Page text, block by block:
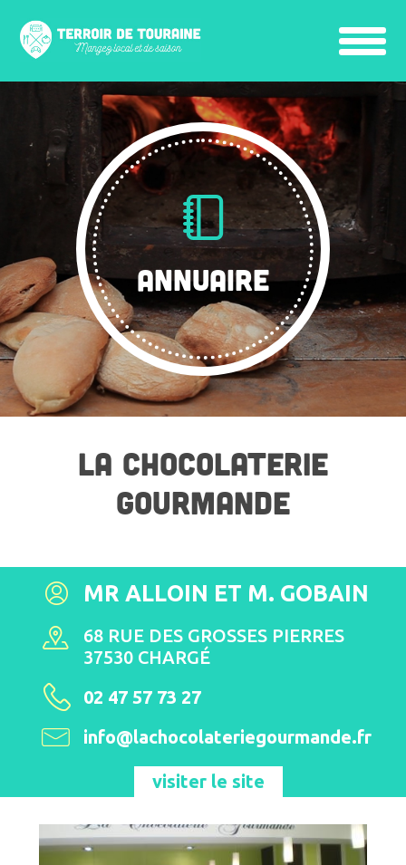
ANNUAIRE
LA CHOCOLATERIE
GOURMANDE
MR ALLOIN ET M. GOBAIN
68 RUE DES GROSSES PIERRES
37530 CHARGÉ
02 47 57 73 27
info@lachocolateriegourmande.fr
visiter le site